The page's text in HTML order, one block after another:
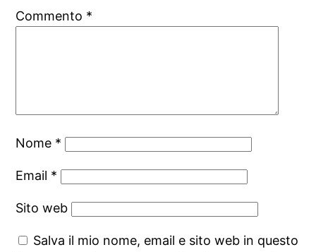
Commento *
Nome *
Email *
Sito web
Salva il mio nome, email e sito web in questo